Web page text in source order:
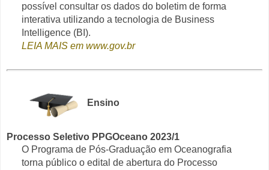
possível consultar os dados do boletim de forma
interativa utilizando a tecnologia de Business
Intelligence (BI).
LEIA MAIS em www.gov.br
Ensino
Processo Seletivo PPGOceano 2023/1
O Programa de Pós-Graduação em Oceanografia
torna público o edital de abertura do Processo